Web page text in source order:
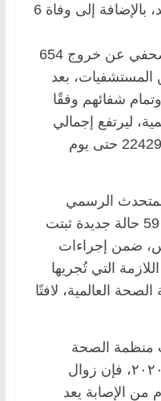
يسببه فيروس كورونا المستجد، بالإضافة إلى وفاة 6
وكشفت «الصحة» في بيان صحفي عن خروج 654
المستشفيات، بعد
وتمام شفائهم وفقًا
ليرتفع إجمالي
المتعافين من الفيروس إلى 224299 حتى يوم
الرسمي
لوزارة الصحة، أنه تم تسجيل 59 حالة جديدة ثبتت
ضمن إجراءات
التي تُجريها
العالمية، لافتًا
منظمة الصحة
العالمية الصادرة في ٢٧ مايو ٢٠٢٠، فإن زوال
المرضية لمدة 10 أيام من الإصابة يعد